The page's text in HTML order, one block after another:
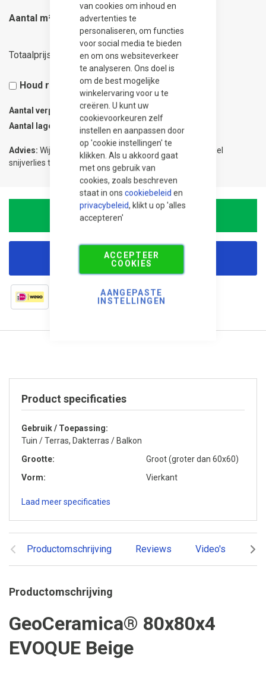
van cookies om inhoud en
advertenties te
personaliseren, om functies
voor social media te bieden
en om ons websiteverkeer
te analyseren. Ons doel is
om de best mogelijke
winkelervaring voor u te
creëren. U kunt uw
cookievoorkeuren zelf
instellen en aanpassen door
op 'cookie instellingen' te
klikken. Als u akkoord gaat
met ons gebruik van
cookies, zoals beschreven
staat in ons cookiebeleid en
privacybeleid, klikt u op 'alles
accepteren'
ACCEPTEER
COOKIES
AANGEPASTE
INSTELLINGEN
Aantal m²
Totaalprijs 57,57
Houd rekening met 5% snijverlies
Aantal verpakkingen 0.07
Aantal lagen
Advies: Wij adviseren 5% meer te bestellen om eventueel
snijverlies te compenseren.
In Winkelwagen
Korting aanvragen
Productomschrijving Reviews Video's
Productomschrijving
GeoCeramica® 80x80x4
EVOQUE Beige
Product specificaties
Gebruik / Toepassing
Tuin / Terras, Dakterras / Balkon
Grootte
Groot (groter dan 60x60)
Vorm
Vierkant
Laad meer specificaties